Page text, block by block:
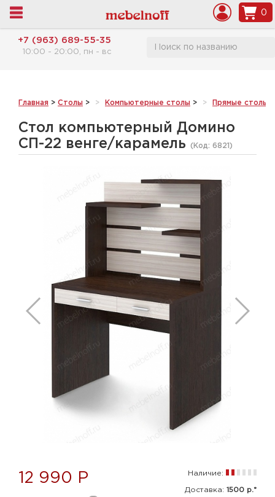
0
+7 (963) 689-55-35
10:00 - 20:00, пн - вс
Главная > Столы > Компьютерные столы > Прямые столы
Стол компьютерный Домино
СП-22 венге/карамель
(Код: 6821 )
12 990 Р Наличие:
Доставка: 1500 р.*